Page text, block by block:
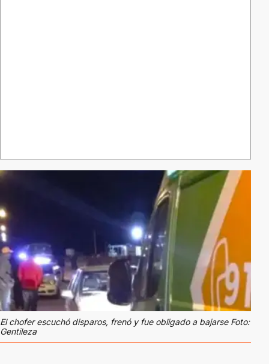
El chofer escuchó disparos, frenó y fue obligado a bajarse Foto:
Gentileza